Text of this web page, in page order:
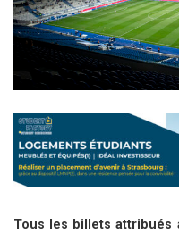
Tous les billets attribués